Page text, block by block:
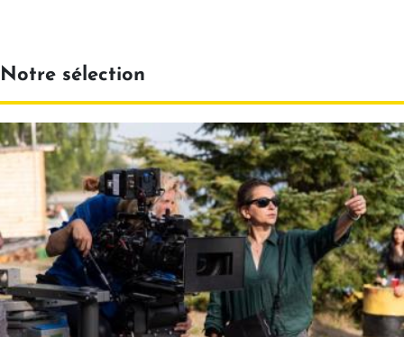
Notre sélection